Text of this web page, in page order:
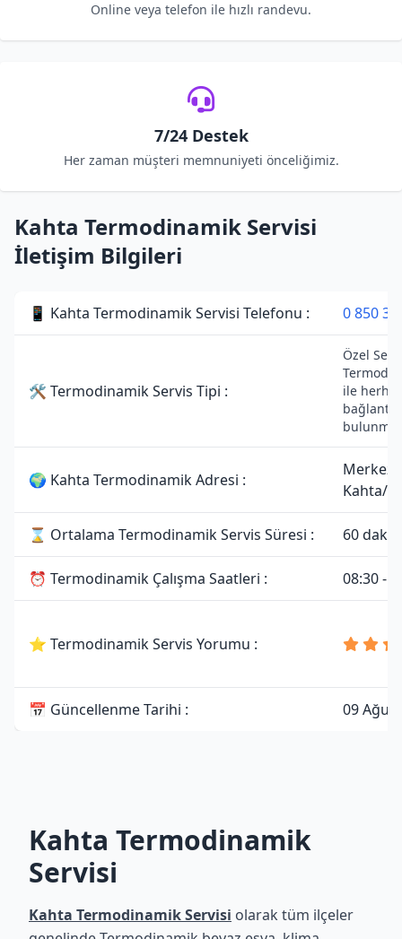
Online veya telefon ile hızlı randevu.
7/24 Destek
Her zaman müşteri memnuniyeti önceliğimiz.
Kahta Termodinamik Servisi
İletişim Bilgileri
📱 Kahta Termodinamik Servisi Telefonu : 0 850
🛠 Termodinamik Servis Tipi :
Özel
ile
bağlantısı
🌍 Kahta Termodinamik Adresi :
Merkez,
Kahta/
⌛ Ortalama Termodinamik Servis Süresi : 60
⏰ Termodinamik Çalışma Saatleri : 08:30 -
⭐ Termodinamik Servis Yorumu :
📅 Güncellenme Tarihi : 09
Kahta Termodinamik
Servisi
Kahta Termodinamik Servisi olarak tüm ilçeler